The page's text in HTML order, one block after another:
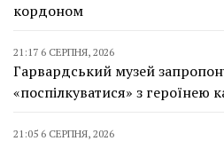
кордоном
21:17 6 СЕРПНЯ, 2026
Гарвардський музей
«поспілкуватися» з героїнею
21:05 6 СЕРПНЯ, 2026